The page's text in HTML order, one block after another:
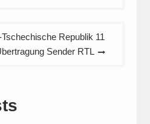
Republik 11
Sender RTL